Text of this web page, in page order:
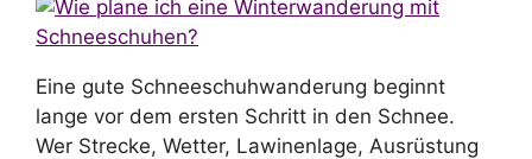
Eine gute Schneeschuhwanderung beginnt
lange vor dem ersten Schritt in den Schnee.
Wer Strecke, Wetter, Lawinenlage, Ausrüstung